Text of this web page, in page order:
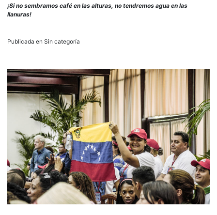
¡Si no sembramos café en las alturas, no tendremos agua en las
llanuras!
Publicada en Sin categoría